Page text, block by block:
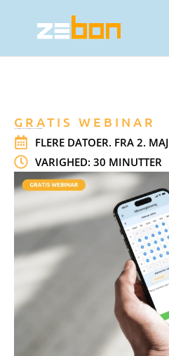
GRATIS WEBINAR
FLERE DATOER. FRA 2. MAJ
VARIGHED: 30 MINUTTER